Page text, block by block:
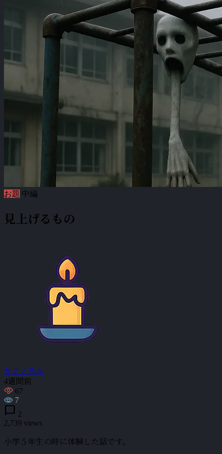
お題 中編
見上げるもの
サクノヨル
4週間前
67
7
chat_bubble 2
2,739 views
小学５年生の時に体験した話です。